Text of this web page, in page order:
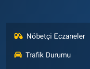
Nöbetçi Eczaneler
Trafik Durumu